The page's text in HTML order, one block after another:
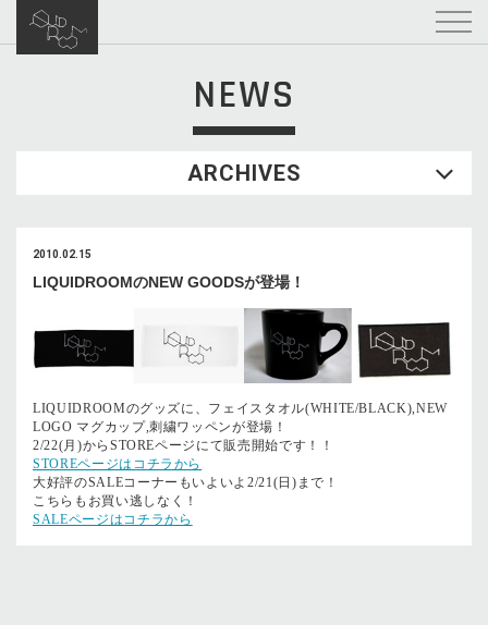
NEWS
ARCHIVES
2010.02.15
LIQUIDROOMのNEW GOODSが登場！
LIQUIDROOMのグッズに、フェイスタオル(WHITE/BLACK),NEW
LOGO マグカップ,刺繍ワッペンが登場！
2/22(月)からSTOREページにて販売開始です！！
STOREページはコチラから
大好評のSALEコーナーもいよいよ2/21(日)まで！
こちらもお買い逃しなく！
SALEページはコチラから